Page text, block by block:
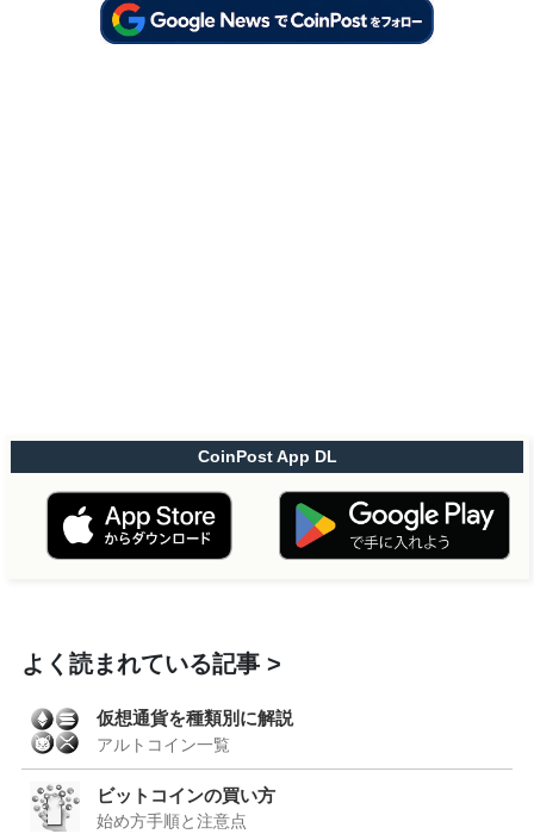
CoinPost App DL
よく読まれている記事
仮想通貨を種類別に解説
アルトコイン一覧
ビットコインの買い方
始め方手順と注意点